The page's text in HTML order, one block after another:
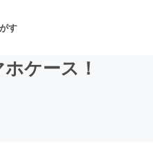
す
ケース！